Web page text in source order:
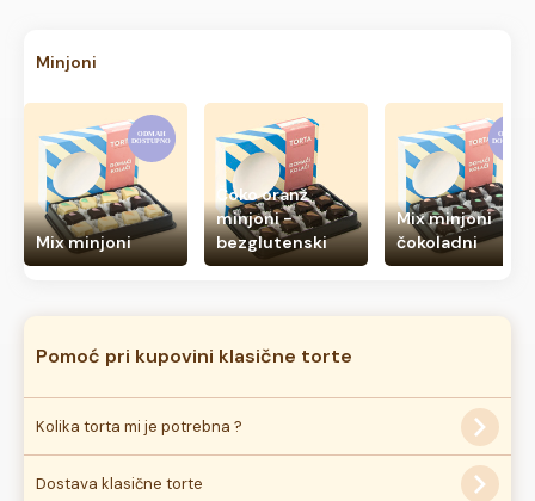
Minjoni
Mix minjoni
Čoko oranž
minjoni -
bezglutenski
Mix minjoni
čokoladni
Pomoć pri kupovini klasične torte
Kolika torta mi je potrebna ?
Najbolji način za određivanje veličine torte je predviđanje
broja gostiju na slavlju, odraslih i dece. Za svakog gosta
Dostava klasične torte